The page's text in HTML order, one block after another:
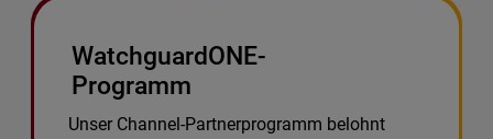
WatchguardONE-
Programm
Unser Channel-Partnerprogramm belohnt